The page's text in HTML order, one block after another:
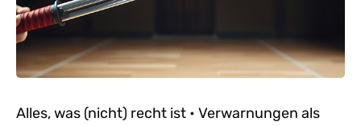
Alles, was (nicht) recht ist • Verwarnungen als